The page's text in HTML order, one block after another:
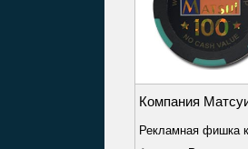
Компания
Рекламная фишка